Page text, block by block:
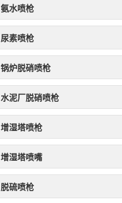
氨水喷枪
尿素喷枪
锅炉脱硝喷枪
水泥厂脱硝喷枪
增湿塔喷枪
增湿塔喷嘴
脱硫喷枪